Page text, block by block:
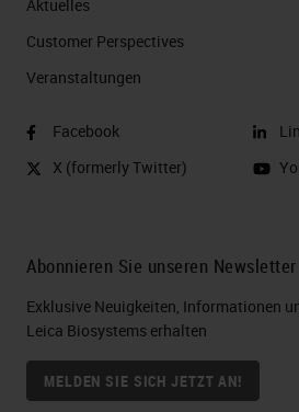
Aktuelles
Customer Perspectives​
Veranstaltungen
Facebook
X (formerly Twitter)
Abonnieren Sie unseren Newsletter
Exklusive Neuigkeiten, Informationen
Leica Biosystems erhalten
MELDEN SIE SICH JETZT AN!